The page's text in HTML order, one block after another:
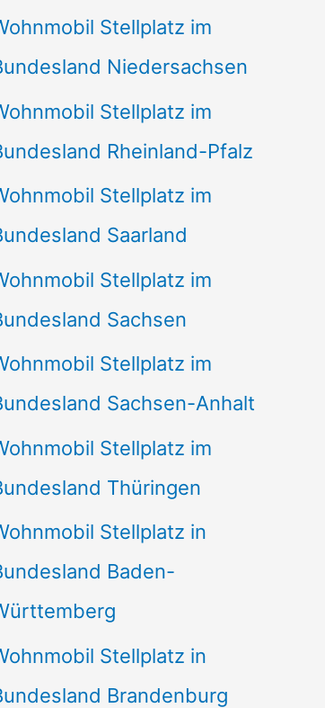
Stellplatz im
Niedersachsen
Stellplatz im
Rheinland-Pfalz
Stellplatz im
Saarland
Stellplatz im
Sachsen
Stellplatz im
Sachsen-Anhalt
Stellplatz im
Thüringen
Stellplatz in
Baden-
Stellplatz in
Brandenburg